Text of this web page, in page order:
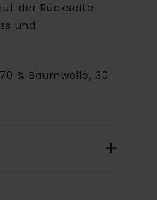
der Rückseite
und
% Baumwolle, 30